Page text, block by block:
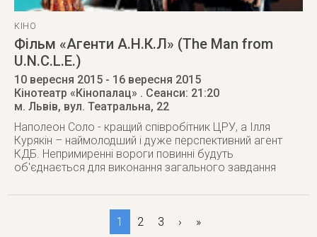
КІНО
Фільм «Агенти А.Н.К.Л» (The Man from
U.N.C.L.E.)
10 вересня 2015 - 16 вересня 2015
Кінотеатр «Кінопалац» . Сеанси: 21:20
м. Львів, вул. Театральна, 22
Наполеон Соло - кращий співробітник ЦРУ, а Ілля
Курякін – наймолодший і дуже перспективний агент
КДБ. Непримиренні вороги повинні будуть
об'єднається для виконання загального завдання
1 2 3 › »